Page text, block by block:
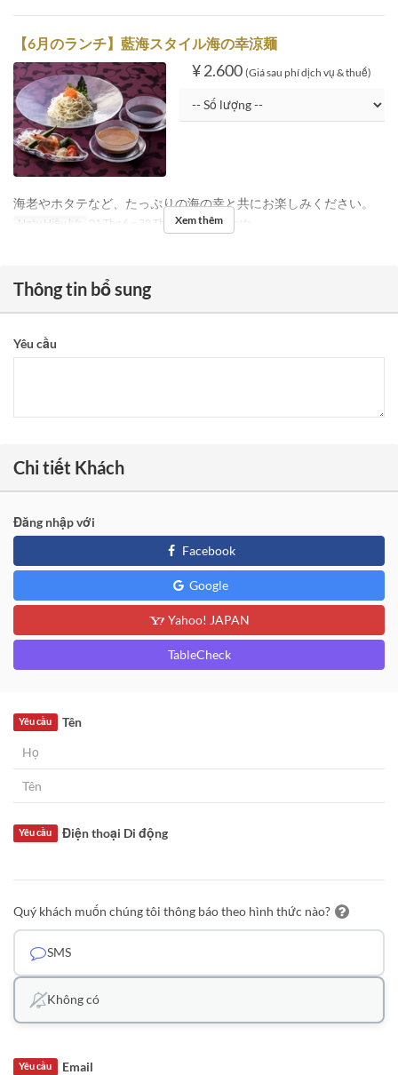
【6月のランチ】藍海スタイル海の幸涼麺
¥ 2.600 (Giá sau phí dịch vụ & thuế)
海老やホタテなど、たっぷりの海の幸と共にお楽しみください。
Ngày Hiệu lực 01 Thg 6 ~ 30 Thg 6 Bữa Bữa trưa
Xem thêm
Thông tin bổ sung
Yêu cầu
Chi tiết Khách
Đăng nhập với
Facebook
Google
Yahoo! JAPAN
TableCheck
Tên
Yêu cầu
Điện thoại Di động
Yêu cầu
Quý khách muốn chúng tôi thông báo theo hình thức nào?
SMS
Không có
Email
Yêu cầu